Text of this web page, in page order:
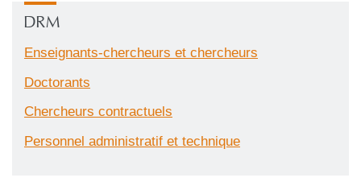
DRM
Enseignants-chercheurs et chercheurs
Doctorants
Chercheurs contractuels
Personnel administratif et technique